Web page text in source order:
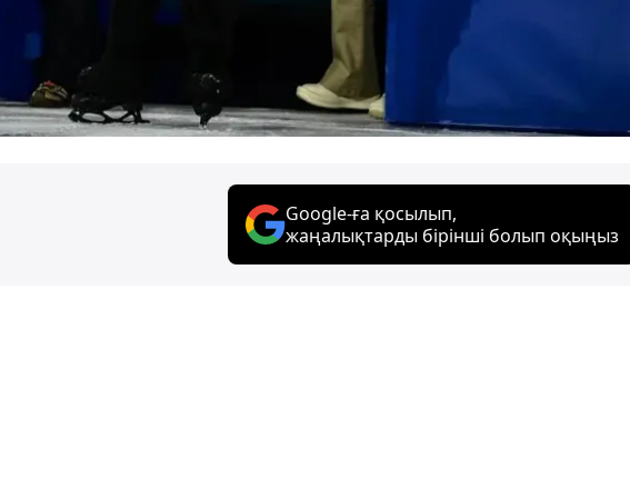
Google-ға қосылып,
жаңалықтарды бірінші болып оқыңыз